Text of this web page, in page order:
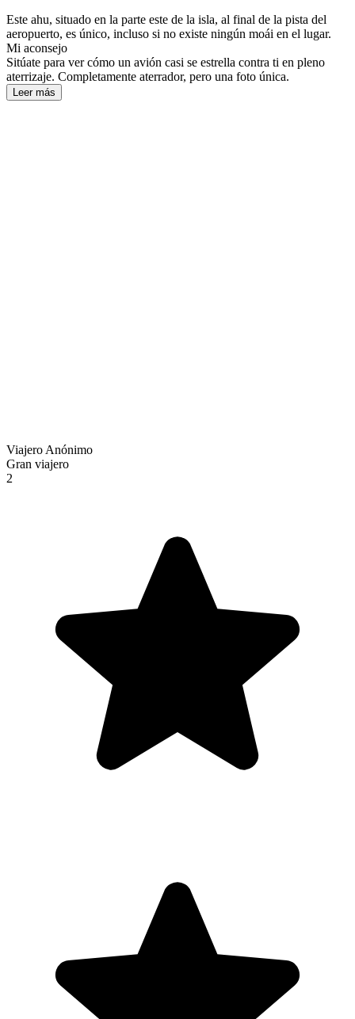
Este ahu, situado en la parte este de la isla, al final de la pista del
aeropuerto, es único, incluso si no existe ningún moái en el lugar.
Mi aconsejo
Sitúate para ver cómo un avión casi se estrella contra ti en pleno
aterrizaje. Completamente aterrador, pero una foto única.
Leer más
Viajero Anónimo
Gran viajero
2